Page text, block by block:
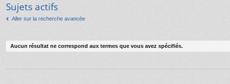
ci
Sujets actifs
Aller sur la recherche avancée
Aucun résultat ne correspond aux termes que vous avez spécifiés.